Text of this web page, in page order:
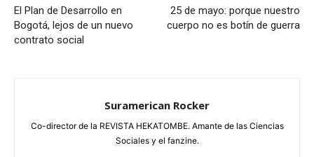
El Plan de Desarrollo en
Bogotá, lejos de un nuevo
contrato social
25 de mayo: porque nuestro
cuerpo no es botín de guerra
Suramerican Rocker
Co-director de la REVISTA HEKATOMBE. Amante de las Ciencias
Sociales y el fanzine.